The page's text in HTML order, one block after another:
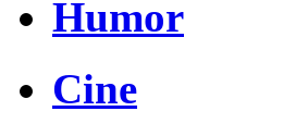
Humor
Cine